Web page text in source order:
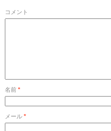
コメント
名前 *
メール *